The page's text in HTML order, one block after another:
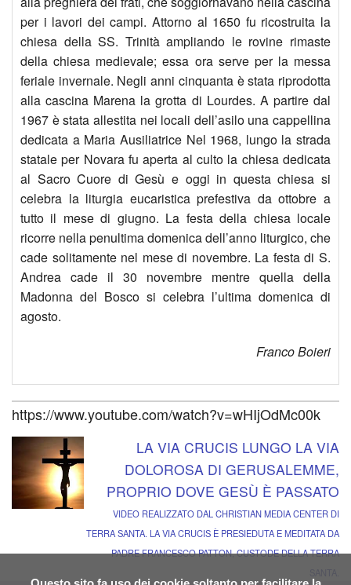
per i lavori dei campi. Attorno al 1650 fu ricostruita la
chiesa della SS. Trinità ampliando le rovine rimaste
della chiesa medievale; essa ora serve per la messa
feriale invernale. Negli anni cinquanta è stata riprodotta
alla cascina Marena la grotta di Lourdes. A partire dal
1967 è stata allestita nei locali dell’asilo una cappellina
dedicata a Maria Ausiliatrice Nel 1968, lungo la strada
statale per Novara fu aperta al culto la chiesa dedicata
al Sacro Cuore di Gesù e oggi in questa chiesa si
celebra la liturgia eucaristica prefestiva da ottobre a
tutto il mese di giugno. La festa della chiesa locale
ricorre nella penultima domenica dell’anno liturgico, che
cade solitamente nel mese di novembre. La festa di S.
Andrea cade il 30 novembre mentre quella della
Madonna del Bosco si celebra l’ultima domenica di
agosto.
Franco Boieri
https://www.youtube.com/watch?v=wHIjOdMc00k
LA VIA CRUCIS LUNGO LA VIA
DOLOROSA DI GERUSALEMME,
PROPRIO DOVE GESÙ È PASSATO
VIDEO REALIZZATO DAL CHRISTIAN MEDIA CENTER DI
TERRA SANTA. LA VIA CRUCIS È PRESIEDUTA E MEDITATA DA
PADRE FRANCESCO PATTON, CUSTODE DELLA TERRA